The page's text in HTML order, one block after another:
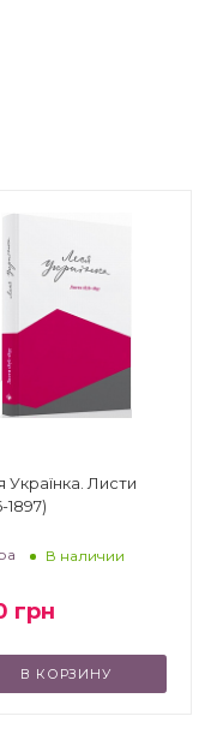
Українка. Листи
1897)
В наличии
грн
В КОРЗИНУ